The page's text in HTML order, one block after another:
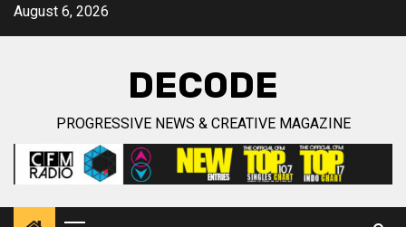
SkipAugust 6, 2026
DECODE
PROGRESSIVE NEWS & CREATIVE MAGAZINE